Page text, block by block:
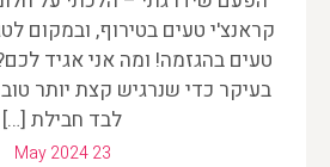
קראנצ'י טעים בטירוף, ובמקום
טעים בהגזמה! ומה אני אגיד
בעיקר כדי שנרגיש קצת יותר
לבד חבילת […]
May 2024 23